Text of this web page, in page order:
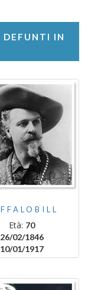
DEFUNTI IN
Età: 70
26/02/1846
10/01/1917